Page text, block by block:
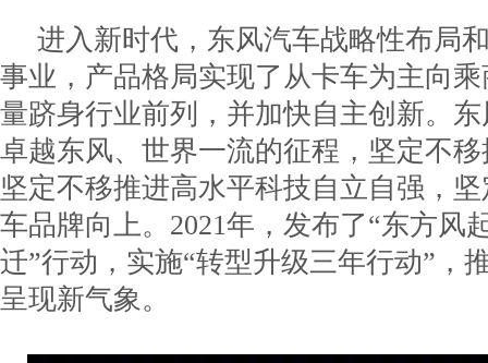
进入新时代，东风汽车战略性布局
事业，产品格局实现了从卡车为主向
量跻身行业前列，并加快自主创新。
卓越东风、世界一流的征程，坚定不
坚定不移推进高水平科技自立自强，
车品牌向上。2021年，发布了“东方风
迁”行动，实施“转型升级三年行动”，
呈现新气象。